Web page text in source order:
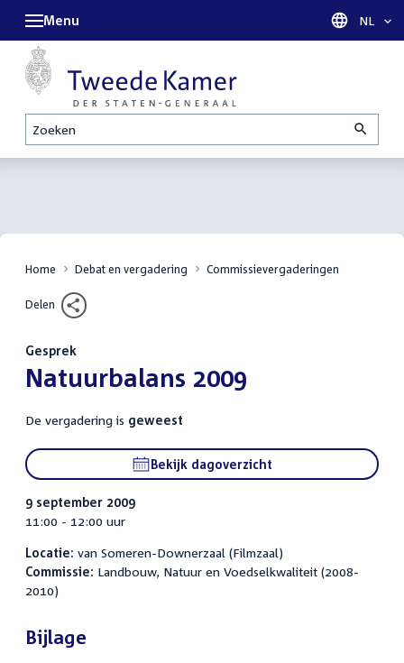
Zoeken
Menu Taal
NL
Home Debat en vergadering Commissievergaderingen
Delen
Gesprek
:Natuurbalans 2009
De vergadering is geweest
Bekijk dagoverzicht
9 september 2009
11:00 - 12:00 uur
Locatie: van Someren-Downerzaal (Filmzaal)
Commissie: Landbouw, Natuur en Voedselkwaliteit (2008-
2010)
Bijlage